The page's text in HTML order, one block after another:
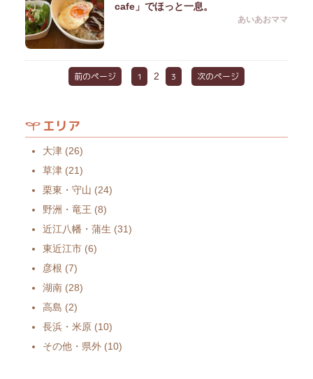
cafe」でほっと一息。
あいあおママ
前のページ 1 2 3 次のページ
エリア
大津(26)
草津(21)
栗東・守山 (24)
野洲・竜王 (8)
近江八幡・蒲生 (31)
東近江市(6)
彦根 (7)
湖南(28)
高島 (2)
長浜・米原(10)
その他・県外(10)